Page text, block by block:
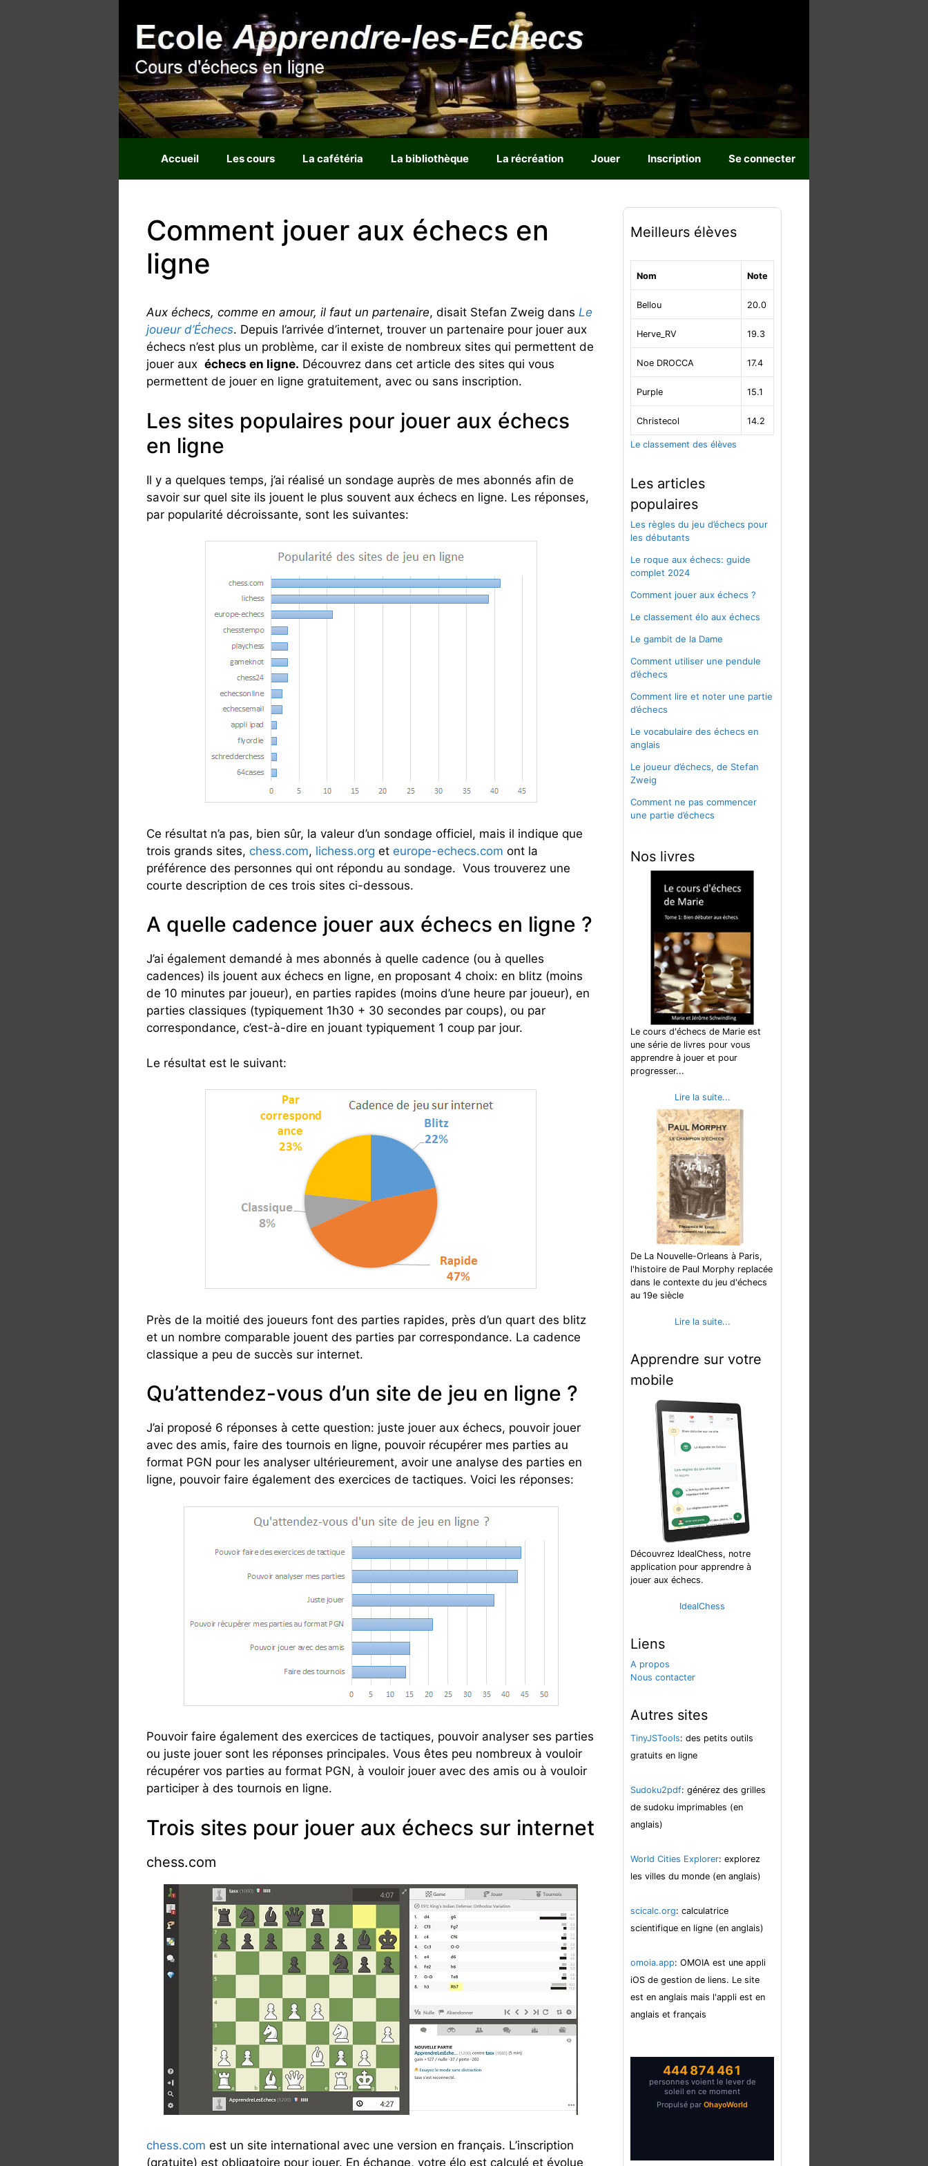
Accueil Les cours La cafétéria La bibliothèque La récréation Jouer Inscription Se connecter
Comment jouer aux échecs en
ligne
Aux échecs, comme en amour, il faut un partenaire, disait Stefan Zweig dans Le
joueur d’Échecs. Depuis l’arrivée d’internet, trouver un partenaire pour jouer aux
échecs n’est plus un problème, car il existe de nombreux sites qui permettent de
jouer aux échecs en ligne. Découvrez dans cet article des sites qui vous
permettent de jouer en ligne gratuitement, avec ou sans inscription.
Les sites populaires pour jouer aux échecs
en ligne
Il y a quelques temps, j’ai réalisé un sondage auprès de mes abonnés afin de
savoir sur quel site ils jouent le plus souvent aux échecs en ligne. Les réponses,
par popularité décroissante, sont les suivantes:
Ce résultat n’a pas, bien sûr, la valeur d’un sondage officiel, mais il indique que
trois grands sites, chess.com, lichess.org et europe-echecs.com ont la
préférence des personnes qui ont répondu au sondage. Vous trouverez une
courte description de ces trois sites ci-dessous.
A quelle cadence jouer aux échecs en ligne ?
J’ai également demandé à mes abonnés à quelle cadence (ou à quelles
cadences) ils jouent aux échecs en ligne, en proposant 4 choix: en blitz (moins
de 10 minutes par joueur), en parties rapides (moins d’une heure par joueur), en
parties classiques (typiquement 1h30 + 30 secondes par coups), ou par
correspondance, c’est-à-dire en jouant typiquement 1 coup par jour.
Le résultat est le suivant:
Près de la moitié des joueurs font des parties rapides, près d’un quart des blitz
et un nombre comparable jouent des parties par correspondance. La cadence
classique a peu de succès sur internet.
Qu’attendez-vous d’un site de jeu en ligne ?
J’ai proposé 6 réponses à cette question: juste jouer aux échecs, pouvoir jouer
avec des amis, faire des tournois en ligne, pouvoir récupérer mes parties au
format PGN pour les analyser ultérieurement, avoir une analyse des parties en
ligne, pouvoir faire également des exercices de tactiques. Voici les réponses:
Pouvoir faire également des exercices de tactiques, pouvoir analyser ses parties
ou juste jouer sont les réponses principales. Vous êtes peu nombreux à vouloir
récupérer vos parties au format PGN, à vouloir jouer avec des amis ou à vouloir
participer à des tournois en ligne.
Trois sites pour jouer aux échecs sur internet
chess.com
chess.com est un site international avec une version en français. L’inscription
(gratuite) est obligatoire pour jouer. En échange, votre élo est calculé et évolue
Meilleurs élèves
Nom Note
Bellou 20.0
Herve_RV 19.3
Noe DROCCA 17.4
Purple 15.1
Christecol 14.2
Le classement des élèves
Les articles
populaires
Les règles du jeu d’échecs pour
les débutants
Le roque aux échecs: guide
complet 2024
Comment jouer aux échecs ?
Le classement élo aux échecs
Le gambit de la Dame
Comment utiliser une pendule
d’échecs
Comment lire et noter une partie
d’échecs
Le vocabulaire des échecs en
anglais
Le joueur d’échecs, de Stefan
Zweig
Comment ne pas commencer
une partie d’échecs
Nos livres
Le cours d'échecs de Marie est
une série de livres pour vous
apprendre à jouer et pour
progresser...
Lire la suite...
De La Nouvelle-Orleans à Paris,
l'histoire de Paul Morphy replacée
dans le contexte du jeu d'échecs
au 19e siècle
Lire la suite...
Apprendre sur votre
mobile
Découvrez IdealChess, notre
application pour apprendre à
jouer aux échecs.
IdealChess
Liens
A propos
Nous contacter
Autres sites
TinyJSTools: des petits outils
gratuits en ligne
Sudoku2pdf: générez des grilles
de sudoku imprimables (en
anglais)
World Cities Explorer: explorez
les villes du monde (en anglais)
scicalc.org: calculatrice
scientifique en ligne (en anglais)
omoia.app: OMOIA est une appli
iOS de gestion de liens. Le site
est en anglais mais l'appli est en
anglais et français